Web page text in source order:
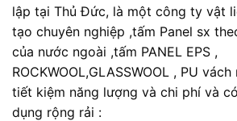
lập tại Thủ Đức, là một công ty vật
tạo chuyên nghiệp ,tấm Panel sx
của nước ngoài ,tấm PANEL EPS ,
ROCKWOOL,GLASSWOOL , PU
tiết kiệm năng lượng và chi phí và
dụng rộng rải :